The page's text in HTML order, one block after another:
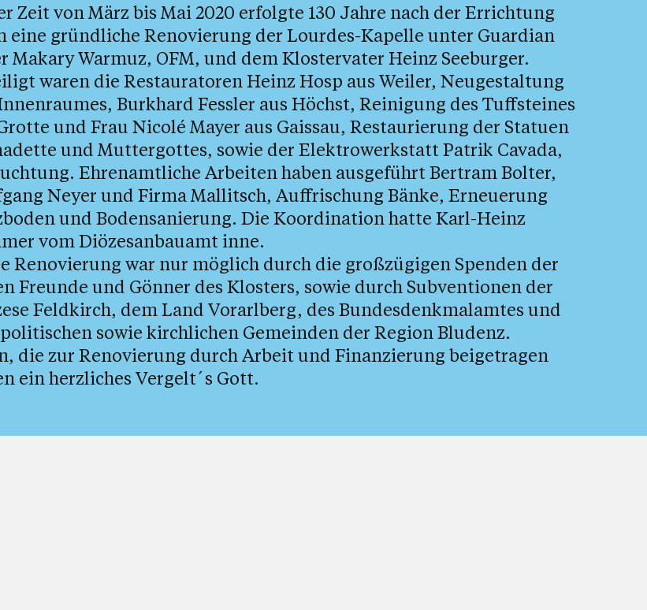
Zeit von März bis Mai 2020 erfolgte 130 Jahre nach der Errichtung
eine gründliche Renovierung der Lourdes-Kapelle unter Guardian
Makary Warmuz, OFM, und dem Klostervater Heinz Seeburger.
waren die Restauratoren Heinz Hosp aus Weiler, Neugestaltung
Burkhard Fessler aus Höchst, Reinigung des Tuffsteines
und Frau Nicolé Mayer aus Gaissau, Restaurierung der Statuen
und Muttergottes, sowie der Elektrowerkstatt Patrik Cavada,
Ehrenamtliche Arbeiten haben ausgeführt Bertram Bolter,
Neyer und Firma Mallitsch, Auffrischung Bänke, Erneuerung
und Bodensanierung. Die Koordination hatte Karl-Heinz
vom Diözesanbauamt inne.
Renovierung war nur möglich durch die großzügigen Spenden der
Freunde und Gönner des Klosters, sowie durch Subventionen der
Feldkirch, dem Land Vorarlberg, des Bundesdenkmalamtes und
sowie kirchlichen Gemeinden der Region Bludenz.
die zur Renovierung durch Arbeit und Finanzierung beigetragen
ein herzliches Vergelt´s Gott.